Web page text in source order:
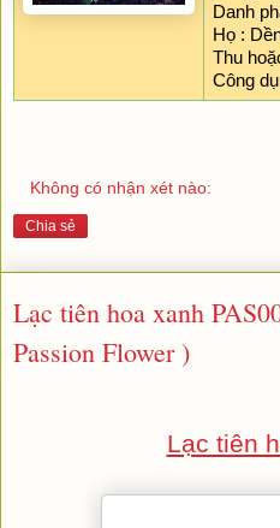
Danh
Họ :
Thu
Công
Không có nhận xét nào:
Chia sẻ
Lạc tiên hoa xanh
Passion Flower )
Lạc tiên